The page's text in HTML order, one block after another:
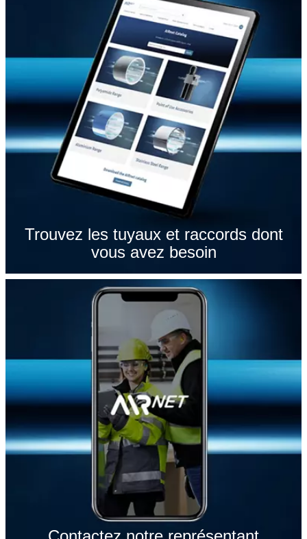
Trouvez les tuyaux et raccords dont
vous avez besoin